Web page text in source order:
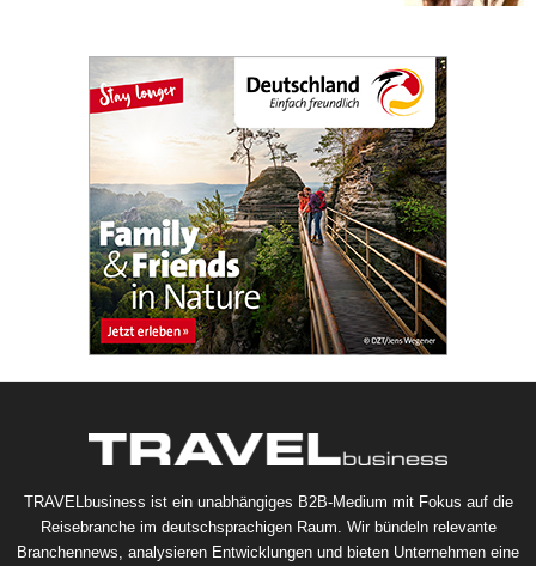
TRAVELbusiness ist ein unabhängiges B2B-Medium mit Fokus auf die
Reisebranche im deutschsprachigen Raum. Wir bündeln relevante
Branchennews, analysieren Entwicklungen und bieten Unternehmen eine